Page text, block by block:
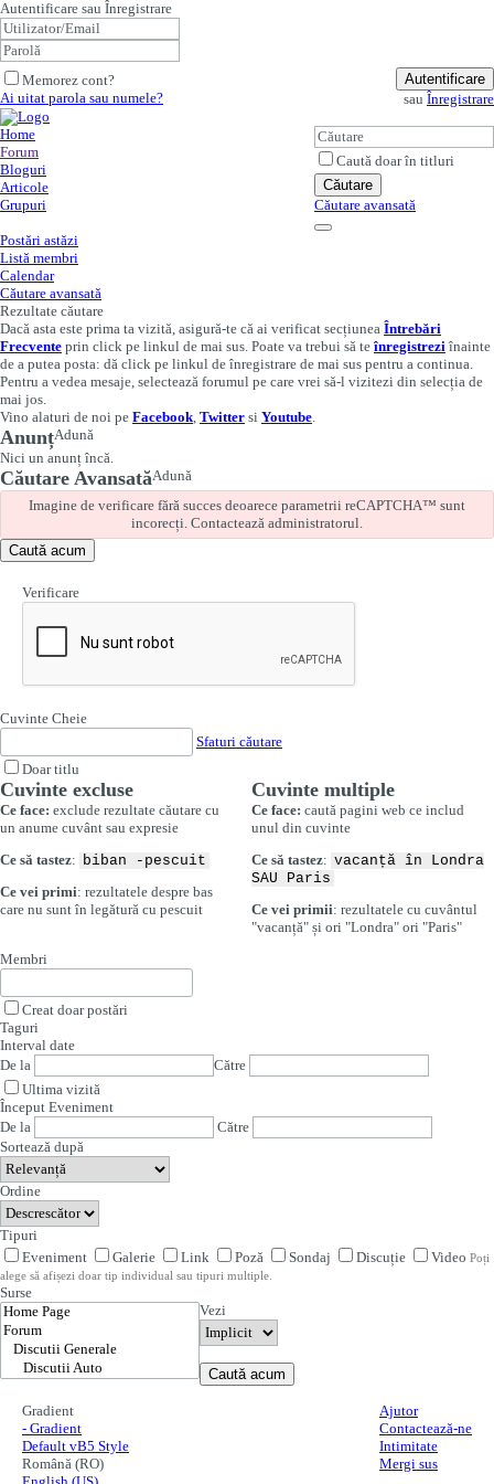
Autentificare sau Înregistrare
Memorez cont?
Autentificare
Ai uitat parola sau numele?
sau Înregistrare
Caută doar în titluri
Căutare
Căutare avansată
Home
Forum
Bloguri
Articole
Grupuri
Postări astăzi
Listă membri
Calendar
Căutare avansată
Rezultate căutare
Dacă asta este prima ta vizită, asigură-te că ai verificat secțiunea Întrebări
Frecvente prin click pe linkul de mai sus. Poate va trebui să te înregistrezi înainte
de a putea posta: dă click pe linkul de înregistrare de mai sus pentru a continua.
Pentru a vedea mesaje, selectează forumul pe care vrei să-l vizitezi din selecția de
mai jos.
Vino alaturi de noi pe Facebook, Twitter si Youtube.
AnunțAdună
Nici un anunț încă.
Căutare AvansatăAdună
Imagine de verificare fără succes deoarece parametrii reCAPTCHA™ sunt
incorecți. Contactează administratorul.
Caută acum
Verificare
Cuvinte Cheie
Sfaturi căutare
Doar titlu
Cuvinte excluse
Ce face: exclude rezultate căutare cu
un anume cuvânt sau expresie
Ce să tastez: biban -pescuit
Ce vei primi: rezultatele despre bas
care nu sunt în legătură cu pescuit
Cuvinte multiple
Ce face: caută pagini web ce includ
unul din cuvinte
Ce să tastez: vacanță în Londra
SAU Paris
Ce vei primii: rezultatele cu cuvântul
"vacanță" și ori "Londra" ori "Paris"
Membri
Creat doar postări
Taguri
Interval date
De la
Către
Ultima vizită
Început Eveniment
De la
Către
Sortează după
Ordine
Tipuri
Eveniment
Galerie Link Poză Sondaj Discuție Video Poți
alege să afișezi doar tip individual sau tipuri multiple.
Surse
Vezi
Caută acum
Gradient
- Gradient
Default vB5 Style
Română (RO)
Ajutor
Contactează-ne
Intimitate
Mergi sus